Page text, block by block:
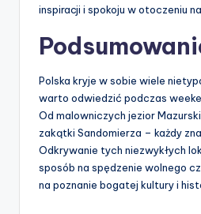
inspiracji i spokoju w otoczeniu
Polska kryje w sobie wiele
warto odwiedzić podczas
Od malowniczych jezior
zakątki Sandomierza – każdy
Odkrywanie tych niezwykłych
sposób na spędzenie wolnego
na poznanie bogatej kultury i